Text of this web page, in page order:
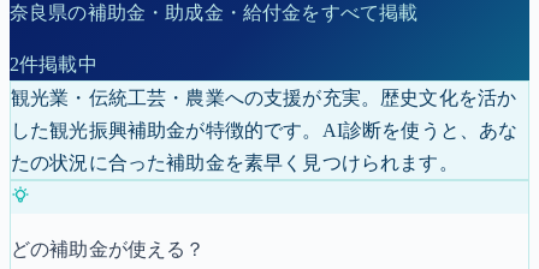
奈良県の補助金・助成金・給付金をすべて掲載
2件掲載中
観光業・伝統工芸・農業への支援が充実。歴史文化を活か
した観光振興補助金が特徴的です。 AI診断を使うと、あな
たの状況に合った補助金を素早く見つけられます。
どの補助金が使える？